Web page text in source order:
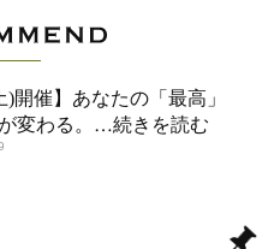
)開催】あなたの「最高」
変わる。 …続きを読む